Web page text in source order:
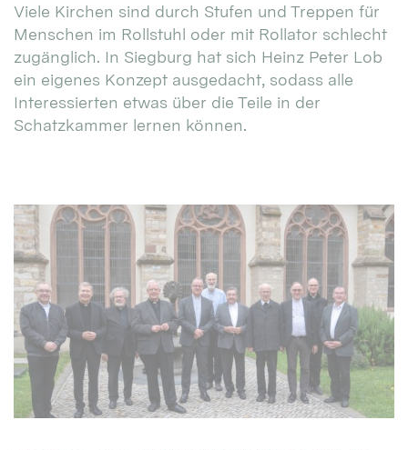
Viele Kirchen sind durch Stufen und Treppen für
Menschen im Rollstuhl oder mit Rollator schlecht
zugänglich. In Siegburg hat sich Heinz Peter Lob
ein eigenes Konzept ausgedacht, sodass alle
Interessierten etwas über die Teile in der
Schatzkammer lernen können.